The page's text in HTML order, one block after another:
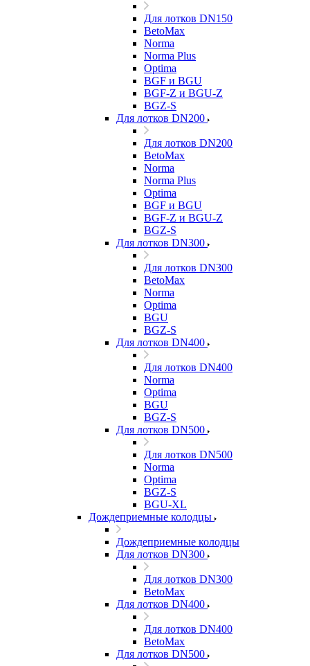
Для лотков DN150
BetoMax
Norma
Norma Plus
Optima
BGF и BGU
BGF-Z и BGU-Z
BGZ-S
Для лотков DN200
Для лотков DN200
BetoMax
Norma
Norma Plus
Optima
BGF и BGU
BGF-Z и BGU-Z
BGZ-S
Для лотков DN300
Для лотков DN300
BetoMax
Norma
Optima
BGU
BGZ-S
Для лотков DN400
Для лотков DN400
Norma
Optima
BGU
BGZ-S
Для лотков DN500
Для лотков DN500
Norma
Optima
BGZ-S
BGU-XL
Дождеприемные колодцы
Дождеприемные колодцы
Для лотков DN300
Для лотков DN300
BetoMax
Для лотков DN400
Для лотков DN400
BetoMax
Для лотков DN500